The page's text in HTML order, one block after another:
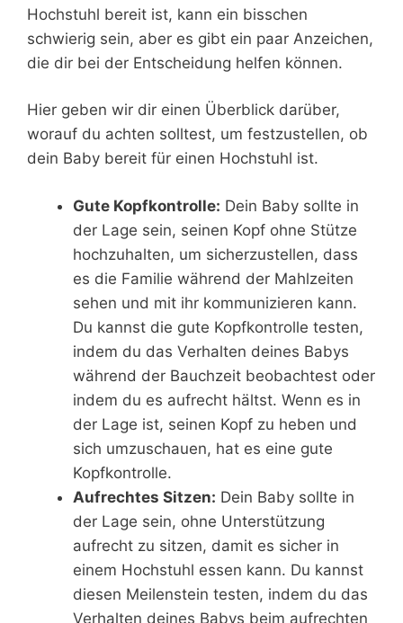
Hochstuhl bereit ist, kann ein bisschen
schwierig sein, aber es gibt ein paar Anzeichen,
die dir bei der Entscheidung helfen können.
Hier geben wir dir einen Überblick darüber,
worauf du achten solltest, um festzustellen, ob
dein Baby bereit für einen Hochstuhl ist.
Gute Kopfkontrolle: Dein Baby sollte in
der Lage sein, seinen Kopf ohne Stütze
hochzuhalten, um sicherzustellen, dass
es die Familie während der Mahlzeiten
sehen und mit ihr kommunizieren kann.
Du kannst die gute Kopfkontrolle testen,
indem du das Verhalten deines Babys
während der Bauchzeit beobachtest oder
indem du es aufrecht hältst. Wenn es in
der Lage ist, seinen Kopf zu heben und
sich umzuschauen, hat es eine gute
Kopfkontrolle.
Aufrechtes Sitzen: Dein Baby sollte in
der Lage sein, ohne Unterstützung
aufrecht zu sitzen, damit es sicher in
einem Hochstuhl essen kann. Du kannst
diesen Meilenstein testen, indem du das
Verhalten deines Babys beim aufrechten